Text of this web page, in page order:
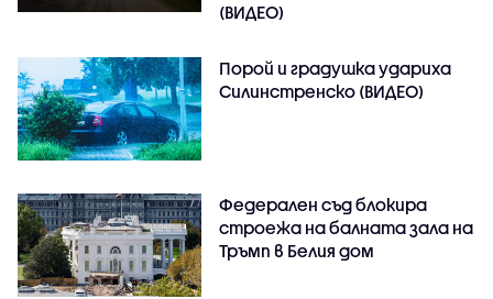
(ВИДЕО)
Порой и градушка удариха
Силинстренско (ВИДЕО)
Федерален съд блокира
строежа на балната зала на
Тръмп в Белия дом